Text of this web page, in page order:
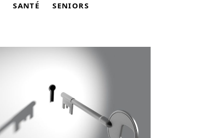
SANTÉ SENIORS